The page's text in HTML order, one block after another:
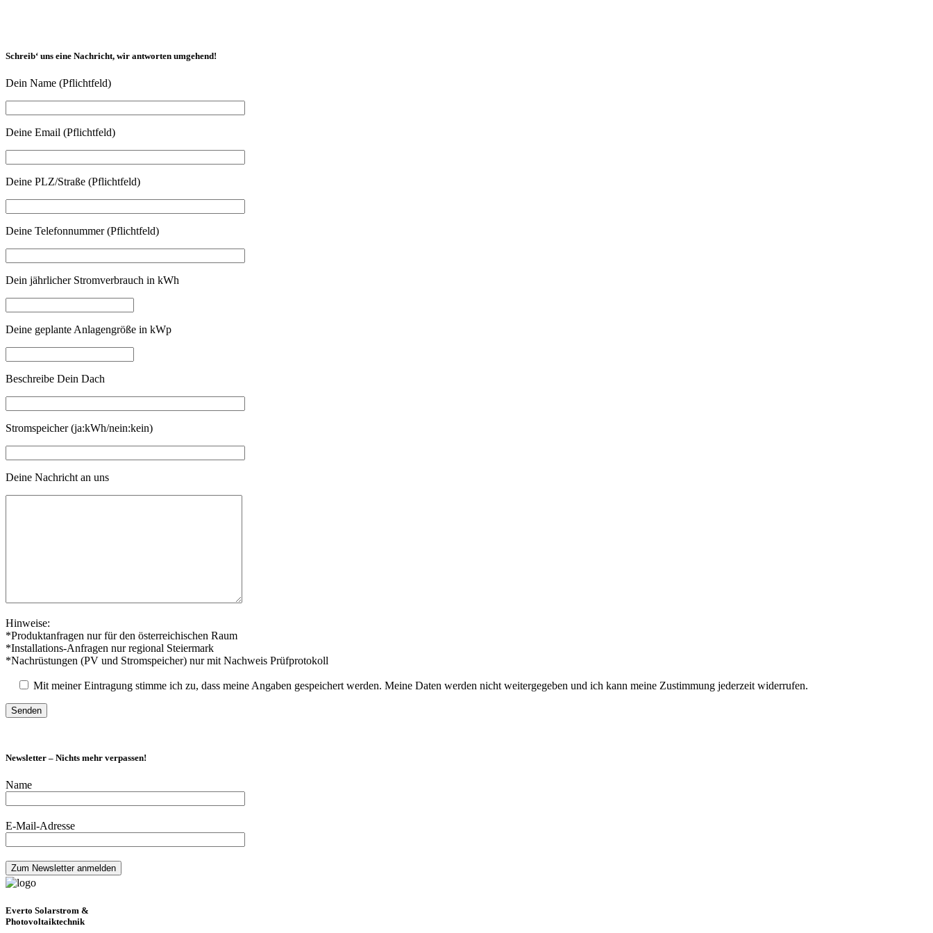
Schreib‘ uns eine Nachricht, wir antworten umgehend!
Dein Name (Pflichtfeld)
Deine Email (Pflichtfeld)
Deine PLZ/Straße (Pflichtfeld)
Deine Telefonnummer (Pflichtfeld)
Dein jährlicher Stromverbrauch in kWh
Deine geplante Anlagengröße in kWp
Beschreibe Dein Dach
Stromspeicher (ja:kWh/nein:kein)
Deine Nachricht an uns
Hinweise:
*Produktanfragen nur für den österreichischen Raum
*Installations-Anfragen nur regional Steiermark
*Nachrüstungen (PV und Stromspeicher) nur mit Nachweis Prüfprotokoll
Mit meiner Eintragung stimme ich zu, dass meine Angaben gespeichert werden. Meine Daten werden nicht weitergegeben und ich kann meine Zustimmung jederzeit widerrufen.
Newsletter – Nichts mehr verpassen!
Name
E-Mail-Adresse
Everto Solarstrom &
Photovoltaiktechnik